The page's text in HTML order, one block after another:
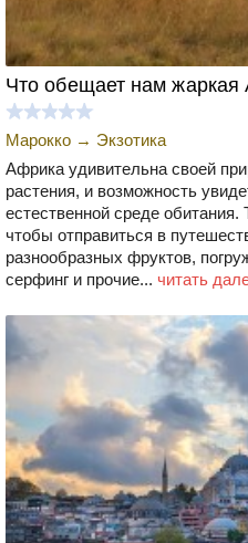
Что обещает нам жаркая
Марокко → Экзотика
Африка удивительна своей
растения, и возможность
естественной среде обитания.
чтобы отправиться в
разнообразных фруктов,
серфинг и прочие... читать